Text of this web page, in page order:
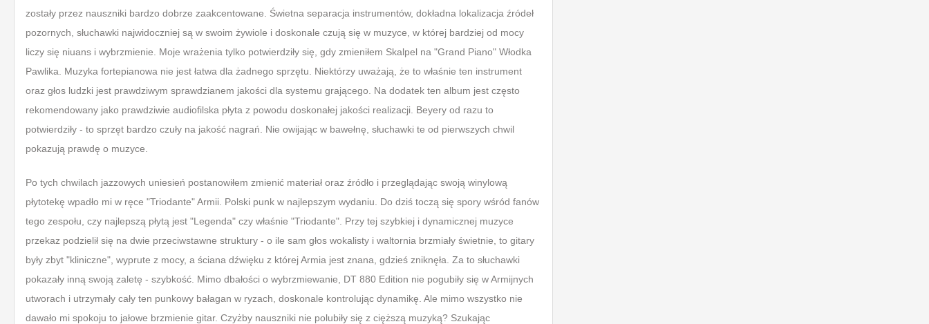
zostały przez nauszniki bardzo dobrze zaakcentowane. Świetna separacja instrumentów, dokładna lokalizacja źródeł
pozornych, słuchawki najwidoczniej są w swoim żywiole i doskonale czują się w muzyce, w której bardziej od mocy
liczy się niuans i wybrzmienie. Moje wrażenia tylko potwierdziły się, gdy zmieniłem Skalpel na "Grand Piano" Włodka
Pawlika. Muzyka fortepianowa nie jest łatwa dla żadnego sprzętu. Niektórzy uważają, że to właśnie ten instrument
oraz głos ludzki jest prawdziwym sprawdzianem jakości dla systemu grającego. Na dodatek ten album jest często
rekomendowany jako prawdziwie audiofilska płyta z powodu doskonałej jakości realizacji. Beyery od razu to
potwierdziły - to sprzęt bardzo czuły na jakość nagrań. Nie owijając w bawełnę, słuchawki te od pierwszych chwil
pokazują prawdę o muzyce.
Po tych chwilach jazzowych uniesień postanowiłem zmienić materiał oraz źródło i przeglądając swoją winylową
płytotekę wpadło mi w ręce "Triodante" Armii. Polski punk w najlepszym wydaniu. Do dziś toczą się spory wśród fanów
tego zespołu, czy najlepszą płytą jest "Legenda" czy właśnie "Triodante". Przy tej szybkiej i dynamicznej muzyce
przekaz podzielił się na dwie przeciwstawne struktury - o ile sam głos wokalisty i waltornia brzmiały świetnie, to gitary
były zbyt "kliniczne", wyprute z mocy, a ściana dźwięku z której Armia jest znana, gdzieś zniknęła. Za to słuchawki
pokazały inną swoją zaletę - szybkość. Mimo dbałości o wybrzmiewanie, DT 880 Edition nie pogubiły się w Armijnych
utworach i utrzymały cały ten punkowy bałagan w ryzach, doskonale kontrolując dynamikę. Ale mimo wszystko nie
dawało mi spokoju to jałowe brzmienie gitar. Czyżby nauszniki nie polubiły się z cięższą muzyką? Szukając